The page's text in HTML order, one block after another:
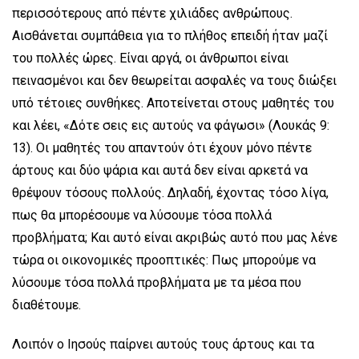
περισσότερους από πέντε χιλιάδες ανθρώπους.
Αισθάνεται συμπάθεια για το πλήθος επειδή ήταν μαζί
του πολλές ώρες. Είναι αργά, οι άνθρωποι είναι
πεινασμένοι και δεν θεωρείται ασφαλές να τους διώξει
υπό τέτοιες συνθήκες. Αποτείνεται στους μαθητές του
και λέει, «Δότε σεις εις αυτούς να φάγωσι» (Λουκάς 9:
13). Οι μαθητές του απαντούν ότι έχουν μόνο πέντε
άρτους και δύο ψάρια και αυτά δεν είναι αρκετά να
θρέψουν τόσους πολλούς. Δηλαδή, έχοντας τόσο λίγα,
πως θα μπορέσουμε να λύσουμε τόσα πολλά
προβλήματα; Και αυτό είναι ακριβώς αυτό που μας λένε
τώρα οι οικονομικές προοπτικές: Πως μπορούμε να
λύσουμε τόσα πολλά προβλήματα με τα μέσα που
διαθέτουμε.
Λοιπόν ο Ιησούς παίρνει αυτούς τους άρτους και τα